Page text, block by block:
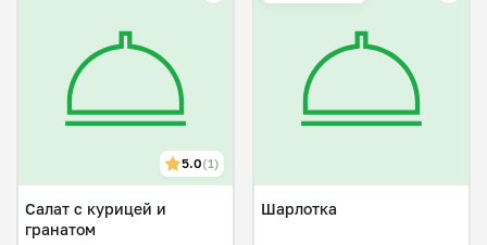
5.0(1)
Салат с курицей и
гранатом
Шарлотка